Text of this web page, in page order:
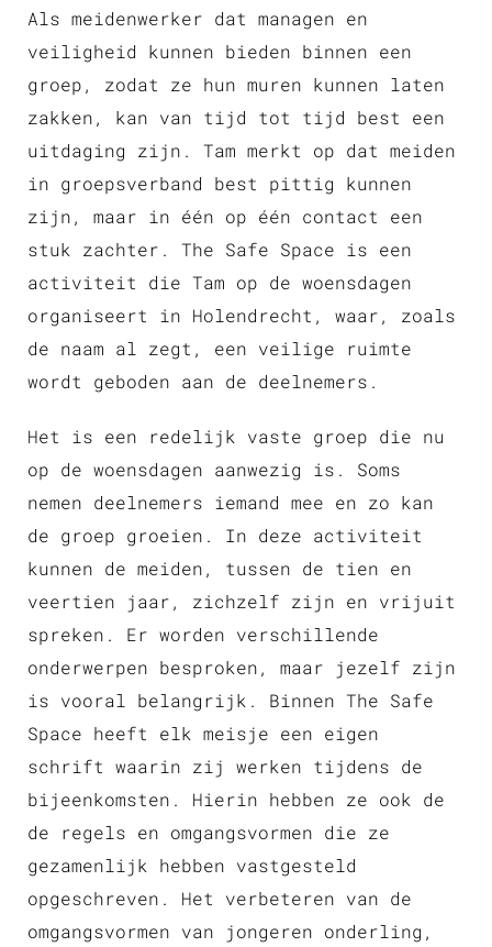
Als meidenwerker dat managen en
veiligheid kunnen bieden binnen een
groep, zodat ze hun muren kunnen laten
zakken, kan van tijd tot tijd best een
uitdaging zijn. Tam merkt op dat meiden
in groepsverband best pittig kunnen
zijn, maar in één op één contact een
stuk zachter. The Safe Space is een
activiteit die Tam op de woensdagen
organiseert in Holendrecht, waar, zoals
de naam al zegt, een veilige ruimte
wordt geboden aan de deelnemers.
Het is een redelijk vaste groep die nu
op de woensdagen aanwezig is. Soms
nemen deelnemers iemand mee en zo kan
de groep groeien. In deze activiteit
kunnen de meiden, tussen de tien en
veertien jaar, zichzelf zijn en vrijuit
spreken. Er worden verschillende
onderwerpen besproken, maar jezelf zijn
is vooral belangrijk. Binnen The Safe
Space heeft elk meisje een eigen
schrift waarin zij werken tijdens de
bijeenkomsten. Hierin hebben ze ook de
de regels en omgangsvormen die ze
gezamenlijk hebben vastgesteld
opgeschreven. Het verbeteren van de
omgangsvormen van jongeren onderling,